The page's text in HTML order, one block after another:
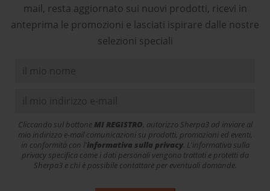
mail, resta aggiornato sui nuovi prodotti, ricevi in
anteprima le promozioni e lasciati ispirare dalle nostre
selezioni speciali
Cliccando sul bottoneMI REGISTRO, autorizzo Sherpa3 ad inviare al
mio indirizzo e-mail comunicazioni su prodotti, promozioni ed eventi,
in conformità con l'informativa sulla privacy. L'informativa sulla
privacy specifica come i dati personali vengono trattati e protetti da
Sherpa3 e chi è possibile contattare per eventuali domande.